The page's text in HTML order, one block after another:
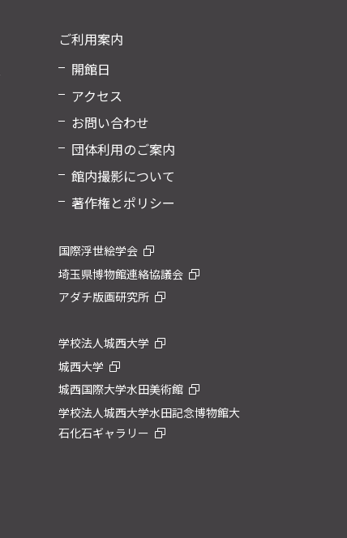
ご利用案内
開館日
アクセス
お問い合わせ
団体利用のご案内
館内撮影について
著作権とポリシー
国際浮世絵学会
埼玉県博物館連絡協議会
アダチ版画研究所
学校法人城西大学
城西大学
城西国際大学水田美術館
学校法人城西大学水田記念博物館大
石化石ギャラリー